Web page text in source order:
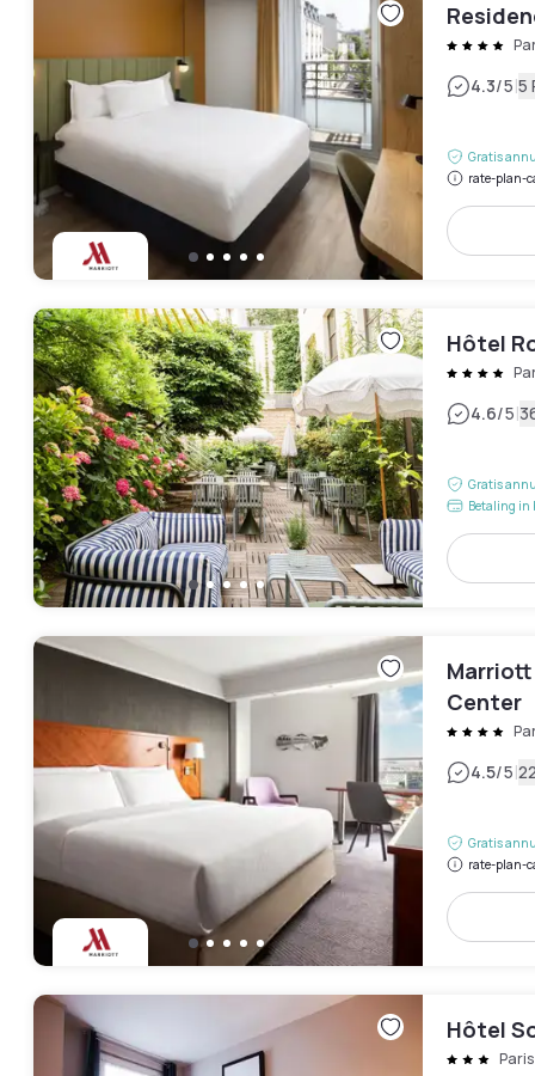
4.3/5|5
Gratis
rate-plan-
Hôtel
4.6/5|
Gratis
Betaling in
Marriott
Center
4.5/5|
Gratis
rate-plan-
Hôtel